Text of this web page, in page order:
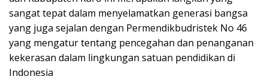
sangat tepat dalam menyelamatkan generasi bangsa
yang juga sejalan dengan Permendikbudristek No 46
yang mengatur tentang pencegahan dan penanganan
kekerasan dalam lingkungan satuan pendidikan di
Indonesia